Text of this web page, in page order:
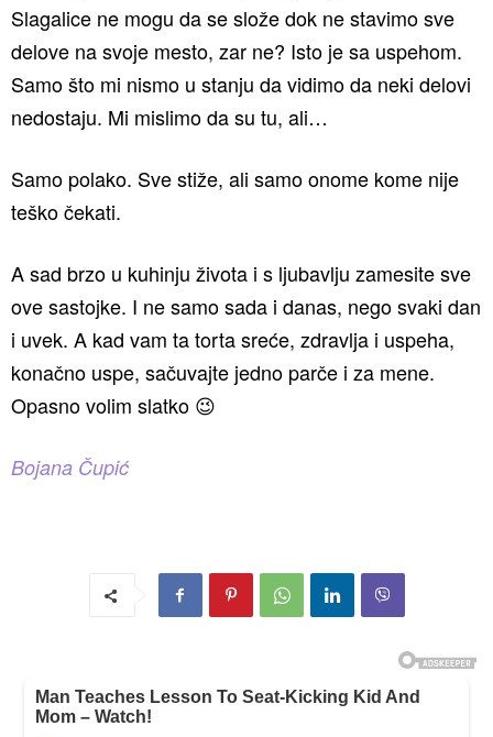
Slagalice ne mogu da se slože dok ne stavimo sve
delove na svoje mesto, zar ne? Isto je sa uspehom.
Samo što mi nismo u stanju da vidimo da neki delovi
nedostaju. Mi mislimo da su tu, ali…
Samo polako. Sve stiže, ali samo onome kome nije
teško čekati.
A sad brzo u kuhinju života i s ljubavlju zamesite sve
ove sastojke. I ne samo sada i danas, nego svaki dan
i uvek. A kad vam ta torta sreće, zdravlja i uspeha,
konačno uspe, sačuvajte jedno parče i za mene.
Opasno volim slatko 😉
Bojana Čupić